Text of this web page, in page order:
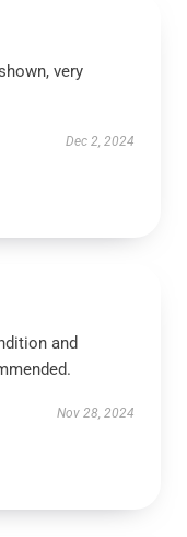
very
Dec 2, 2024
and
Nov 28, 2024